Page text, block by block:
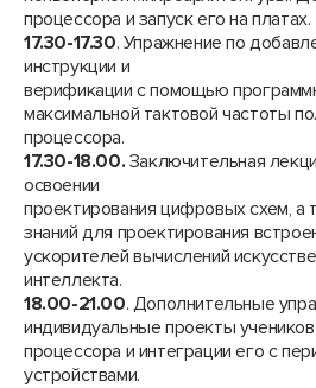
процессора и запуск его на платах.
17.30-17.30. Упражнение по
инструкции и
верификации с помощью
максимальной тактовой частоты
процессора.
17.30-18.00. Заключительная
освоении
проектирования цифровых схем, а
знаний для проектирования
ускорителей вычислений
интеллекта.
18.00-21.00. Дополнительные
индивидуальные проекты
процессора и интеграции его с
устройствами.